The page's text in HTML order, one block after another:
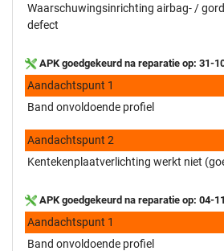
Waarschuwingsinrichting airbag- /
defect
APK goedgekeurd na reparatie op: 31-
Aandachtspunt 1
Band onvoldoende profiel
Aandachtspunt 2
Kentekenplaatverlichting werkt niet
APK goedgekeurd na reparatie op: 04-
Aandachtspunt 1
Band onvoldoende profiel